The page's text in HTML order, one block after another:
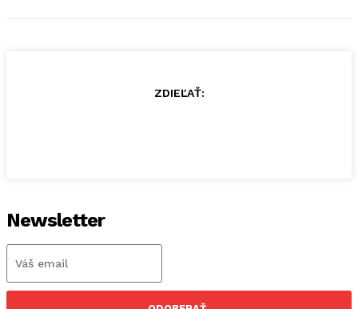
ZDIEĽAŤ:
Newsletter